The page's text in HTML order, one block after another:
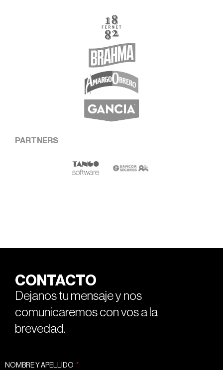
PARTNERS
CONTACTO
Dejanos tu mensaje y nos
comunicaremos con vos a la
brevedad.
NOMBRE Y APELLIDO